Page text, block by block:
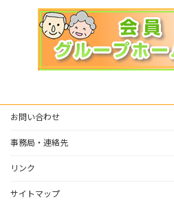
お問い合わせ
事務局・連絡先
リンク
サイトマップ